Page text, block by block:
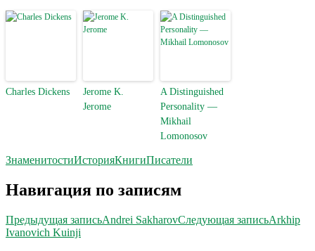
Charles Dickens
Jerome K.
Jerome
A Distinguished
Personality —
Mikhail
Lomonosov
ЗнаменитостиИсторияКнигиПисатели
Навигация по записям
Предыдущая записьAndrei SakharovСледующая записьArkhip
Ivanovich Kuinji